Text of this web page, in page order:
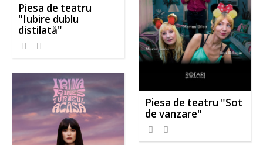
Piesa de teatru
"Iubire dublu
distilată"
Piesa de teatru "Sot
de vanzare"